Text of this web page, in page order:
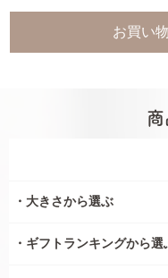
お買い
商
大きさから選ぶ
ギフトランキングから選